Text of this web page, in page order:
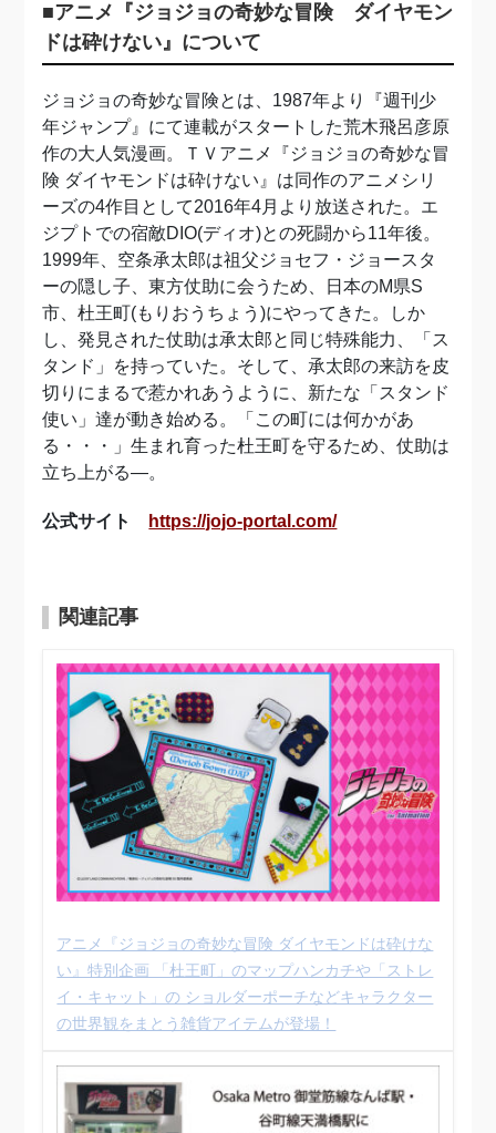
■アニメ『ジョジョの奇妙な冒険 ダイヤモン
ドは砕けない』について
ジョジョの奇妙な冒険とは、1987年より『週刊少
年ジャンプ』にて連載がスタートした荒木飛呂彦原
作の大人気漫画。ＴＶアニメ『ジョジョの奇妙な冒
険 ダイヤモンドは砕けない』は同作のアニメシリ
ーズの4作目として2016年4月より放送された。エ
ジプトでの宿敵DIO(ディオ)との死闘から11年後。
1999年、空条承太郎は祖父ジョセフ・ジョースタ
ーの隠し子、東方仗助に会うため、日本のM県S
市、杜王町(もりおうちょう)にやってきた。しか
し、発見された仗助は承太郎と同じ特殊能力、「ス
タンド」を持っていた。そして、承太郎の来訪を皮
切りにまるで惹かれあうように、新たな「スタンド
使い」達が動き始める。「この町には何かがあ
る・・・」生まれ育った杜王町を守るため、仗助は
立ち上がる―。
公式サイト https://jojo-portal.com/
関連記事
アニメ『ジョジョの奇妙な冒険 ダイヤモンドは砕けな
い』特別企画 「杜王町」のマップハンカチや「ストレ
イ・キャット」の ショルダーポーチなどキャラクター
の世界観をまとう雑貨アイテムが登場！